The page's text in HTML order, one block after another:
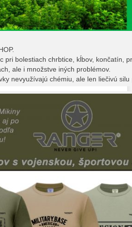
pri bolestiach chrbtice, kĺbov, končatín,
ale i množstve iných problémov.
nevyužívajú chémiu, ale len liečivú